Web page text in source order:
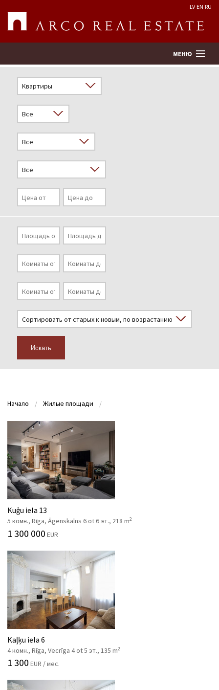
LV EN RU
МЕНЮ
Оценка недвижимости
Предприятие
Услуги
Kонтакты
Искать
Начало Жилые площади
Kuģu iela 13
5 комн., Rīga, Āgenskalns 6 ot 6 эт., 218 m2
1 300 000 EUR
Kaļķu iela 6
4 комн., Rīga, Vecrīga 4 ot 5 эт., 135 m2
1 300 EUR / мес.